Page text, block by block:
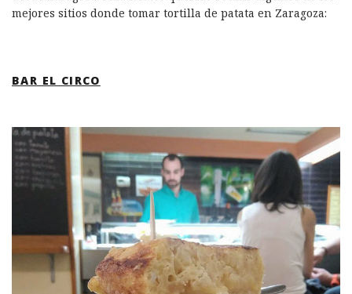
mejores sitios donde tomar tortilla de patata en Zaragoza:
BAR EL CIRCO